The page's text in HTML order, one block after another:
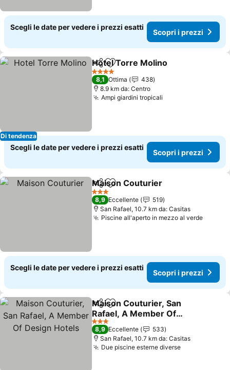
Scegli le date per vedere i prezzi esatti
Scopri i prezzi
Di tendenza
CondividiAggiungi ai preferiti
Hotel Torre Molino
4 Stelle
8,1 Ottima
438
8.9 km da: Centro
Ampi giardini tropicali
Scegli le date per vedere i prezzi esatti
Scopri i prezzi
CondividiAggiungi ai preferiti
Maison Couturier
3 Stelle
8,9 Eccellente
519
San Rafael, 10.7 km da: Casitas
Piscine all'aperto in mezzo al verde
Scegli le date per vedere i prezzi esatti
Scopri i prezzi
CondividiAggiungi ai preferiti
Maison Couturier, San
Rafael, A Member Of
Design Hotels
Scopri i prezzi
3 Stelle
8,9 Eccellente
533
San Rafael, 10.7 km da: Casitas
Due piscine esterne diverseScopri i